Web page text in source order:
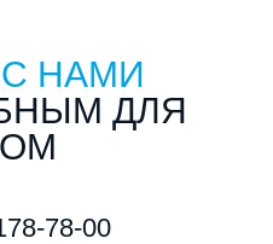
НАМИ
ДЛЯ
78-00